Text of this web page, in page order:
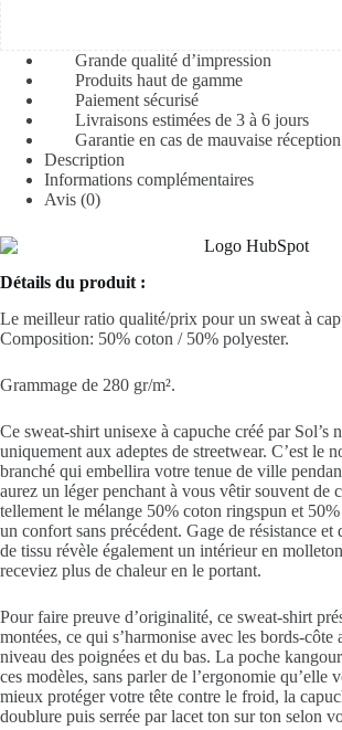
Grande qualité d’impression
Produits haut de gamme
Paiement sécurisé
Livraisons estimées de 3 à 6 jours
Garantie en cas de mauvaise réception
Description
Informations complémentaires
Avis (0)
Détails du produit :
Le meilleur ratio qualité/prix pour un sweat à
Composition: 50% coton / 50% polyester.
Grammage de 280 gr/m².
Ce sweat-shirt unisexe à capuche créé par Sol’s
uniquement aux adeptes de streetwear. C’est le
branché qui embellira votre tenue de ville
aurez un léger penchant à vous vêtir souvent de
tellement le mélange 50% coton ringspun et 50%
un confort sans précédent. Gage de résistance
de tissu révèle également un intérieur en
receviez plus de chaleur en le portant.
Pour faire preuve d’originalité, ce sweat-shirt
montées, ce qui s’harmonise avec les bords-côte
niveau des poignées et du bas. La poche
ces modèles, sans parler de l’ergonomie qu’elle
mieux protéger votre tête contre le froid, la
doublure puis serrée par lacet ton sur ton selon